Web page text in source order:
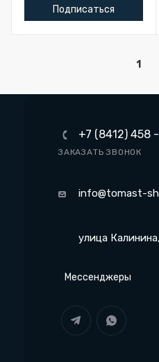
Подписаться
1
+7 (8412) 458
ЗАКАЗАТЬ ЗВОНОК
info@tomast-
улица
Мессенджеры